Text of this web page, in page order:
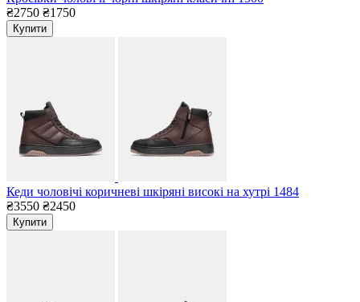
₴2750 ₴1750
Купити
Кеди чоловічі коричневі шкіряні високі на хутрі 1484
₴3550 ₴2450
Купити